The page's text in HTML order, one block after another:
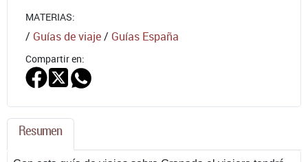
MATERIAS:
/ Guías de viaje/ Guías España
Compartir en:
Resumen